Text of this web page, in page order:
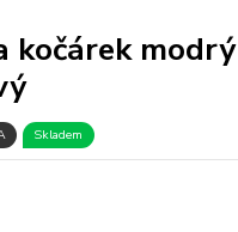
kočárek modrý
Skladem